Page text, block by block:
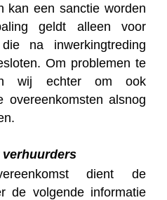
kan een sanctie worden
geldt alleen voor
die na inwerkingtreding
Om problemen te
wij echter om ook
overeenkomsten alsnog
dient de
de volgende informatie